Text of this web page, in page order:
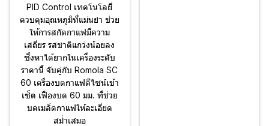
PID Control เทคโนโลยี
ควบคุมอุณหภูมิที่แม่นยำ ช่วย
ให้การสกัดกาแฟมีความ
เสถียร รสชาติแกว่งน้อยลง
ซึ่งหาได้ยากในเครื่องระดับ
ราคานี้ จับคู่กับ Romola SC
60 เครื่องบดกาแฟดีไซน์เข้า
เซ็ต เฟืองบด 60 มม. ที่ช่วย
บดเมล็ดกาแฟให้ละเอียด
สม่ำเสมอ